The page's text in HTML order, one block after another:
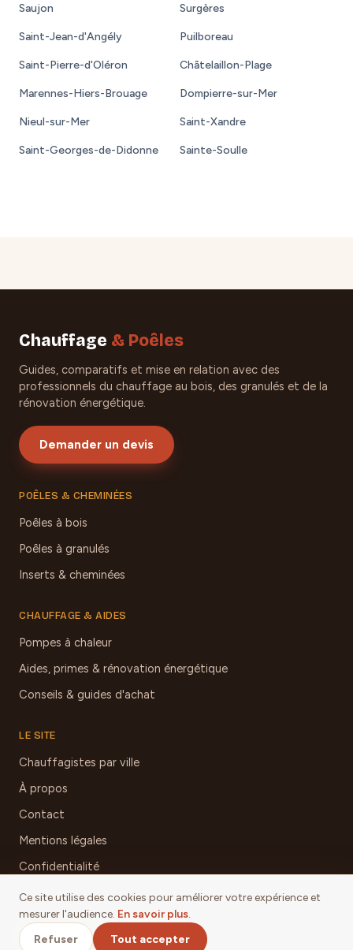
Saujon Surgères
Saint-Jean-d'Angély Puilboreau
Saint-Pierre-d'Oléron Châtelaillon-Plage
Marennes-Hiers-Brouage Dompierre-sur-Mer
Nieul-sur-Mer Saint-Xandre
Saint-Georges-de-Didonne Sainte-Soulle
Chauffage & Poêles
Guides, comparatifs et mise en relation avec des
professionnels du chauffage au bois, des granulés et de la
rénovation énergétique.
Demander un devis
POÊLES & CHEMINÉES
Poêles à bois
Poêles à granulés
Inserts & cheminées
CHAUFFAGE & AIDES
Pompes à chaleur
Aides, primes & rénovation énergétique
Conseils & guides d'achat
LE SITE
Chauffagistes par ville
À propos
Contact
Mentions légales
Confidentialité
© 2026 Chauffage & Poêles Aveyron
Mentions légales
Confidentialité
Ce site utilise des cookies pour améliorer votre expérience et
mesurer l'audience. En savoir plus.
Refuser
Tout accepter